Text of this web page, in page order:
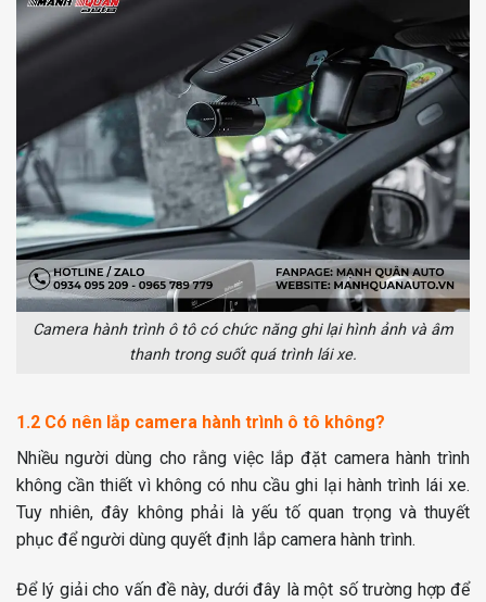
Camera hành trình ô tô có chức năng ghi lại hình ảnh và âm
thanh trong suốt quá trình lái xe.
1.2 Có nên lắp camera hành trình ô tô không?
Nhiều người dùng cho rằng việc lắp đặt camera hành trình
không cần thiết vì không có nhu cầu ghi lại hành trình lái xe.
Tuy nhiên, đây không phải là yếu tố quan trọng và thuyết
phục để người dùng quyết định lắp camera hành trình.
Để lý giải cho vấn đề này, dưới đây là một số trường hợp để